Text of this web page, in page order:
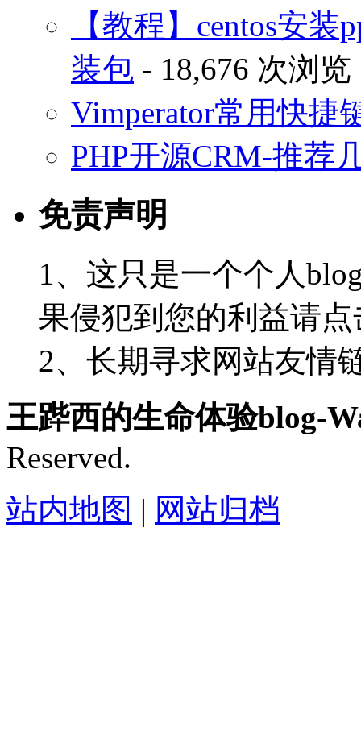
【教程】centos安
装包 - 18,676 次浏览
Vimperator常用快捷
PHP开源CRM-推荐
免责声明
1、这只是一个个人
果侵犯到您的利益请
2、长期寻求网站友情
王跸西的生命体验blog-
Reserved.
站内地图 | 网站归档